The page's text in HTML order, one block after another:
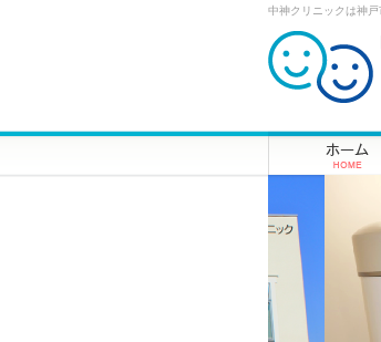
中神クリニックは神